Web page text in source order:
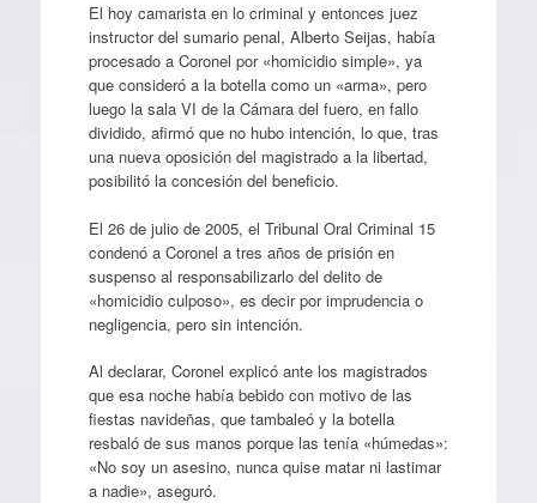
El hoy camarista en lo criminal y entonces juez
instructor del sumario penal, Alberto Seijas, había
procesado a Coronel por «homicidio simple», ya
que consideró a la botella como un «arma», pero
luego la sala VI de la Cámara del fuero, en fallo
dividido, afirmó que no hubo intención, lo que, tras
una nueva oposición del magistrado a la libertad,
posibilitó la concesión del beneficio.
El 26 de julio de 2005, el Tribunal Oral Criminal 15
condenó a Coronel a tres años de prisión en
suspenso al responsabilizarlo del delito de
«homicidio culposo», es decir por imprudencia o
negligencia, pero sin intención.
Al declarar, Coronel explicó ante los magistrados
que esa noche había bebido con motivo de las
fiestas navideñas, que tambaleó y la botella
resbaló de sus manos porque las tenía «húmedas»:
«No soy un asesino, nunca quise matar ni lastimar
a nadie», aseguró.